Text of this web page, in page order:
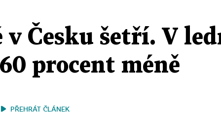
Česku šetří. V
procent méně
PŘEHRÁT ČLÁNEK